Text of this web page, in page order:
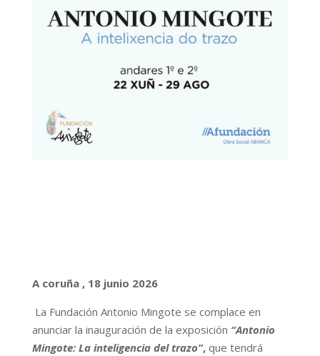
A coruña , 18 junio 2026
La Fundación Antonio Mingote se complace en
anunciar la inauguración de la exposición “Antonio
Mingote: La inteligencia del trazo”,que tendrá